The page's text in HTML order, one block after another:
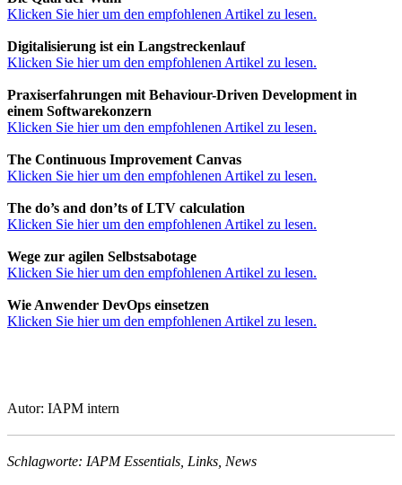
Klicken Sie hier um den empfohlenen Artikel zu lesen.
Digitalisierung ist ein Langstreckenlauf
Klicken Sie hier um den empfohlenen Artikel zu lesen.
Praxiserfahrungen mit Behaviour-Driven Development in
einem Softwarekonzern
Klicken Sie hier um den empfohlenen Artikel zu lesen.
The Continuous Improvement Canvas
Klicken Sie hier um den empfohlenen Artikel zu lesen.
The do’s and don’ts of LTV calculation
Klicken Sie hier um den empfohlenen Artikel zu lesen.
Wege zur agilen Selbstsabotage
Klicken Sie hier um den empfohlenen Artikel zu lesen.
Wie Anwender DevOps einsetzen
Klicken Sie hier um den empfohlenen Artikel zu lesen.
Autor: IAPM intern
Schlagworte: IAPM Essentials, Links, News